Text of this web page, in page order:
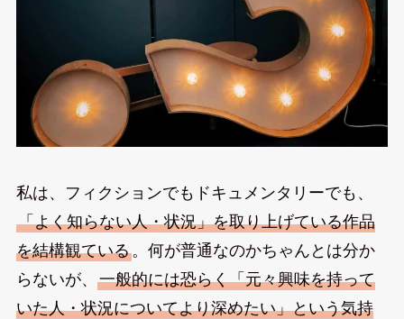
私は、フィクションでもドキュメンタリーでも、
「よく知らない人・状況」を取り上げている作品
を結構観ている。何が普通なのかちゃんとは分か
らないが、 一般的には恐らく「元々興味を持って
いた人・状況についてより深めたい」という気持